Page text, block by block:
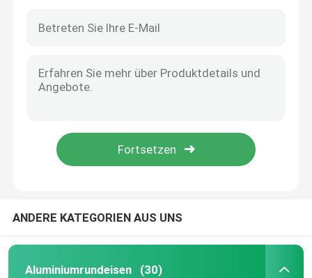
Aluminiumwarzenblech
Aluminiumblechplatte
Aluminiumplatten für den Seeverkehr
Hohles Aluminiumrohr
ANDERE KATEGORIEN AUS UNS
Aluminiumrundeisen (30)